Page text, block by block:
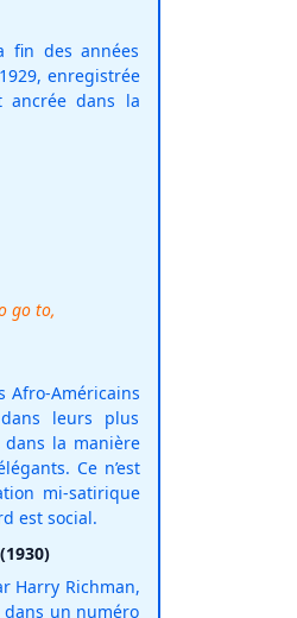
fin des années
enregistrée
ancrée dans la
go to,
Afro-Américains
leurs plus
la manière
Ce n’est
mi-satirique
est social.
Harry Richman,
un numéro